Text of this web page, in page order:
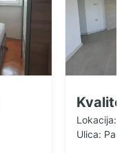
Lokacija:
Ulica: